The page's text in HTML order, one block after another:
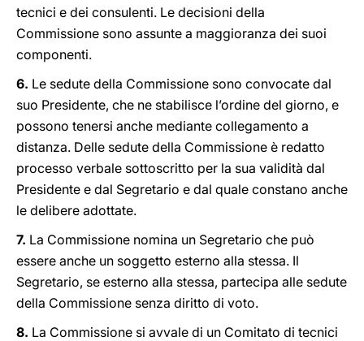
tecnici e dei consulenti. Le decisioni della
Commissione sono assunte a maggioranza dei suoi
componenti.
6. Le sedute della Commissione sono convocate dal
suo Presidente, che ne stabilisce l’ordine del giorno, e
possono tenersi anche mediante collegamento a
distanza. Delle sedute della Commissione è redatto
processo verbale sottoscritto per la sua validità dal
Presidente e dal Segretario e dal quale constano anche
le delibere adottate.
7. La Commissione nomina un Segretario che può
essere anche un soggetto esterno alla stessa. Il
Segretario, se esterno alla stessa, partecipa alle sedute
della Commissione senza diritto di voto.
8. La Commissione si avvale di un Comitato di tecnici